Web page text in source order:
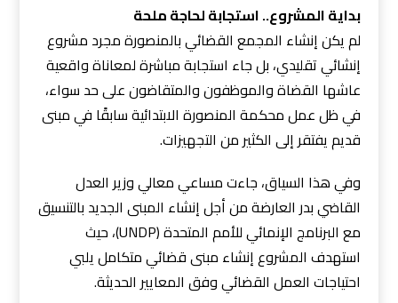
بداية المشروع.. استجابة لحاجة ملحة
لم يكن إنشاء المجمع القضائي بالمنصورة مجرد مشروع
إنشائي تقليدي، بل جاء استجابة مباشرة لمعاناة واقعية
عاشها القضاة والموظفون والمتقاضون على حد سواء،
في ظل عمل محكمة المنصورة الابتدائية سابقًا في مبنى
قديم يفتقر إلى الكثير من التجهيزات.
وفي هذا السياق، جاءت مساعي معالي وزير العدل
القاضي بدر العارضة من أجل إنشاء المبنى الجديد بالتنسيق
مع البرنامج الإنمائي للأمم المتحدة (UNDP)، حيث
استهدف المشروع إنشاء مبنى قضائي متكامل يلبي
احتياجات العمل القضائي وفق المعايير الحديثة.